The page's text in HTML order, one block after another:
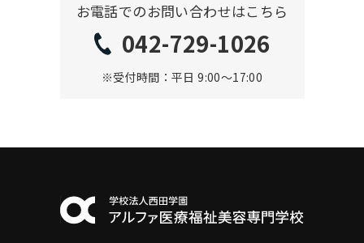
お電話でのお問い合わせはこちら
042-729-1026
※受付時間：平日 9:00〜17:00